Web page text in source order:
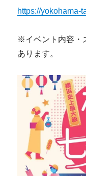
https://yokohama-
※イベント内容・
あります。